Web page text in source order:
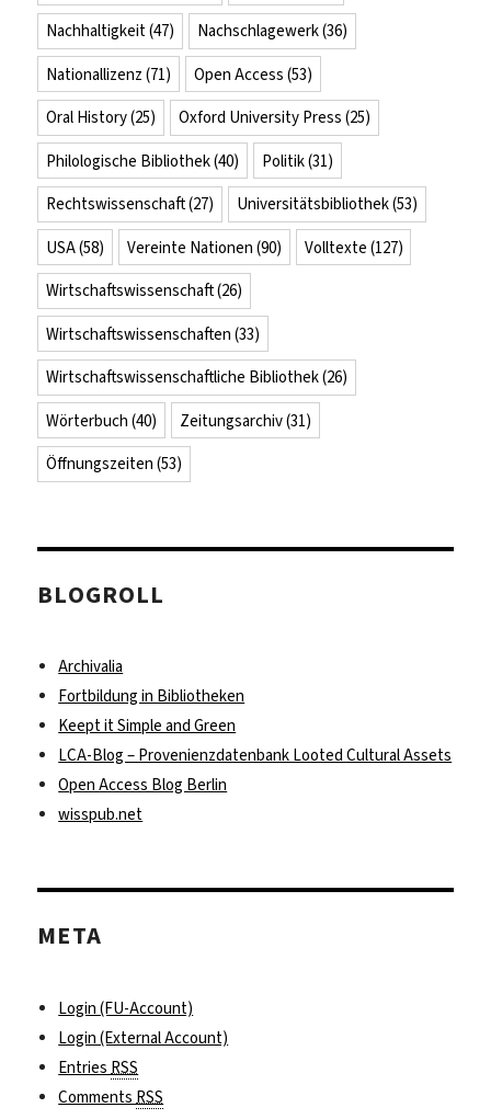
Nachhaltigkeit(47) Nachschlagewerk(36)
Nationallizenz (71) Open Access (53)
Oral History(25) Oxford University Press (25)
Philologische Bibliothek(40) Politik(31)
Rechtswissenschaft(27) Universitätsbibliothek(53)
USA(58) Vereinte Nationen (90) Volltexte (127)
Wirtschaftswissenschaft(26)
Wirtschaftswissenschaften (33)
Wirtschaftswissenschaftliche Bibliothek(26)
Wörterbuch (40) Zeitungsarchiv(31)
Öffnungszeiten (53)
BLOGROLL
Archivalia
Fortbildung in Bibliotheken
Keept it Simple and Green
LCA-Blog – Provenienzdatenbank Looted Cultural Assets
Open Access Blog Berlin
wisspub.net
META
Login (FU-Account)
Login (External Account)
Entries RSS
Comments RSS